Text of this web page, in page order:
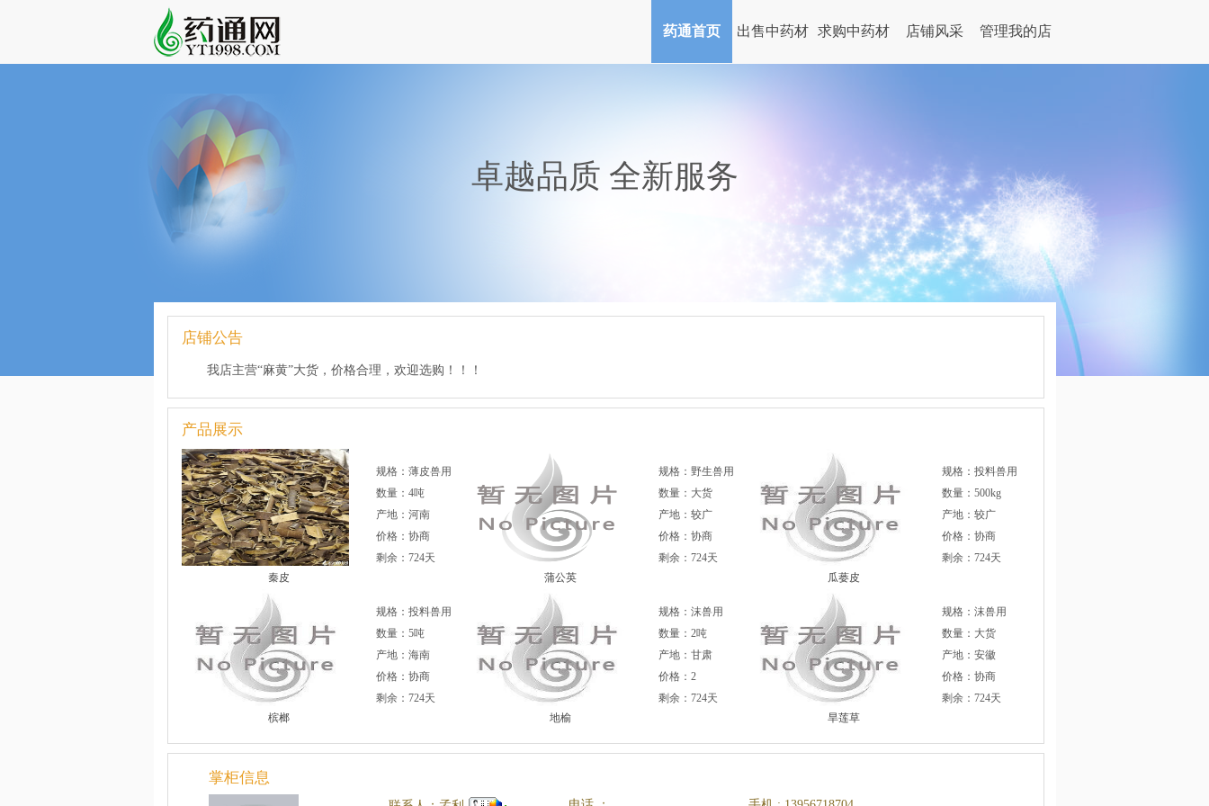
药通首页 出售中药材 求购中药材 店铺风采 管理我的店
卓越品质 全新服务
店铺公告
我店主营“麻黄”大货，价格合理，欢迎选购！！！
产品展示
秦皮
规格：薄皮兽用
数量：4吨
产地：河南
价格：协商
剩余：724天
蒲公英
规格：野生兽用
数量：大货
产地：较广
价格：协商
剩余：724天
瓜蒌皮
规格：投料兽用
数量：500kg
产地：较广
价格：协商
剩余：724天
槟榔
规格：投料兽用
数量：5吨
产地：海南
价格：协商
剩余：724天
地榆
规格：沫兽用
数量：2吨
产地：甘肃
价格：2
剩余：724天
旱莲草
规格：沫兽用
数量：大货
产地：安徽
价格：协商
剩余：724天
掌柜信息